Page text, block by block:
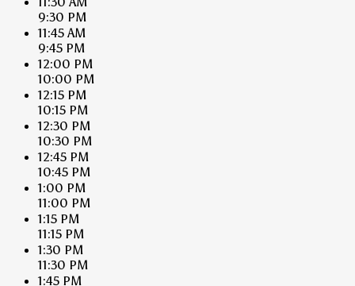
9:30 PM
11:45 AM
9:45 PM
12:00 PM
10:00 PM
12:15 PM
10:15 PM
12:30 PM
10:30 PM
12:45 PM
10:45 PM
1:00 PM
11:00 PM
1:15 PM
11:15 PM
1:30 PM
11:30 PM
1:45 PM